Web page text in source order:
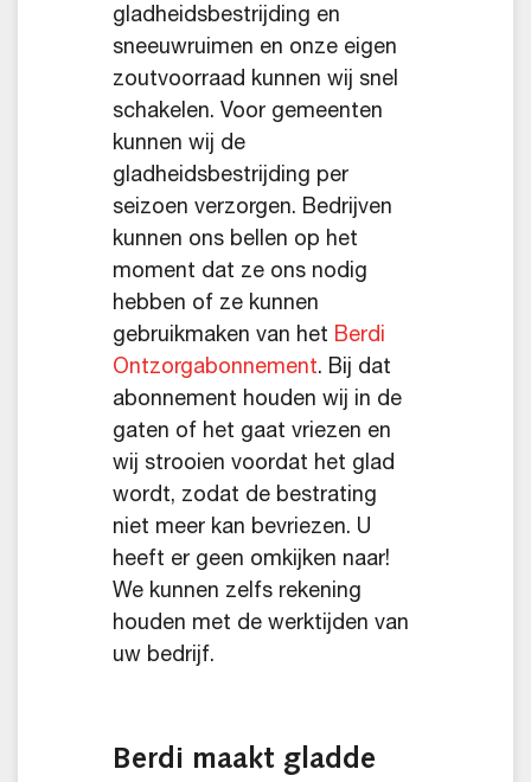
gladheidsbestrijding en
sneeuwruimen en onze eigen
zoutvoorraad kunnen wij snel
schakelen. Voor gemeenten
kunnen wij de
gladheidsbestrijding per
seizoen verzorgen. Bedrijven
kunnen ons bellen op het
moment dat ze ons nodig
hebben of ze kunnen
gebruikmaken van het Berdi
Ontzorgabonnement. Bij dat
abonnement houden wij in de
gaten of het gaat vriezen en
wij strooien voordat het glad
wordt, zodat de bestrating
niet meer kan bevriezen. U
heeft er geen omkijken naar!
We kunnen zelfs rekening
houden met de werktijden van
uw bedrijf.
Berdi maakt gladde